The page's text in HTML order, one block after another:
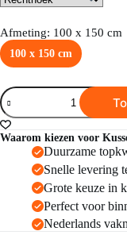
Afmeting: 100 x 150 cm
100 x 150 cm
Waarom kiezen voor
Duurzame
Snelle levering
Grote keuze in
Perfect voor
Nederlands